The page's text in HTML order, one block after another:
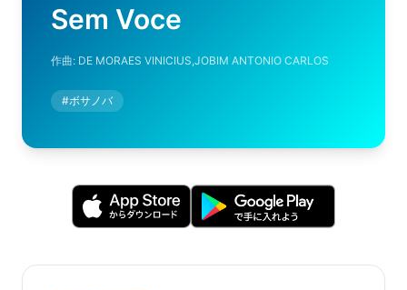
Sem Voce
作曲: DE MORAES VINICIUS,JOBIM ANTONIO CARLOS
#ボサノバ